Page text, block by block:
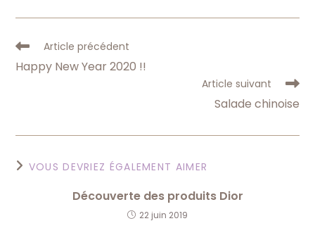
Read
articles
Article précédent
Happy New Year 2020 !!
Article suivant
Salade chinoise
VOUS DEVRIEZ ÉGALEMENT AIMER
Découverte des produits Dior
22 juin 2019